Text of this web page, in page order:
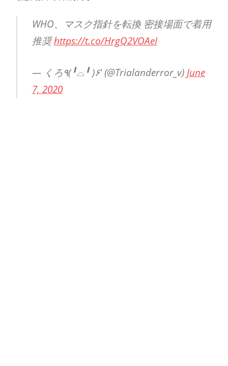
WHO、マスク指針を転換 密接場面で着用
推奨https://t.co/HrgQ2VOAeI
— くろ٩(╹⌓╹ )۶' (@Trialanderror_v) June
7, 2020